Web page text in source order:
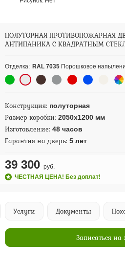
ПОЛУТОРНАЯ ПРОТИВОПОЖАРНАЯ
АНТИПАНИКА С КВАДРАТНЫМ
Отделка: RAL 7035 Порошковое
Конструкция: полуторная
Размер коробки: 2050х1200 мм
Изготовление: 48 часов
Гарантия на дверь: 5 лет
39 300 руб.
ЧЕСТНАЯ ЦЕНА! Без доплат!
Услуги Документы
Записаться на